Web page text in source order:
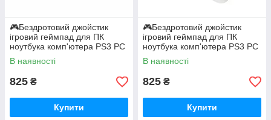
🎮Бездротовий джойстик
ігровий геймпад для ПК
ноутбука комп'ютера PS3 PC
Android CM-019
В наявності
825 ₴
Купити
🎮Бездротовий джойстик
ігровий геймпад для ПК
ноутбука комп'ютера PS3 PC
Android CM-019 Білий
В наявності
825 ₴
Купити